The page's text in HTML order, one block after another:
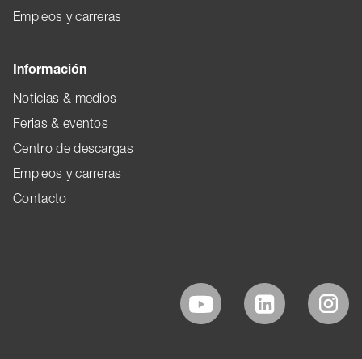
Empleos y carreras
Información
Noticias & medios
Ferias & eventos
Centro de descargas
Empleos y carreras
Contacto